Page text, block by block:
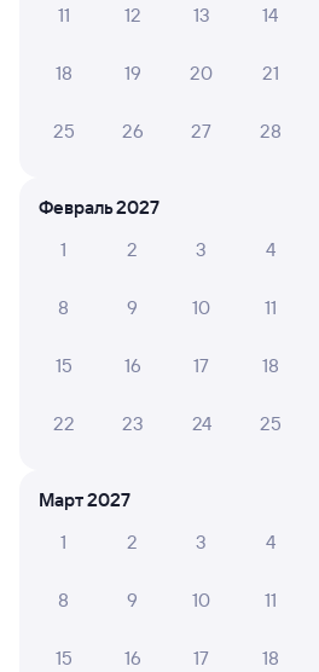
11 12 13 14
18 19 20 21
25 26 27 28
Февраль 2027
1
2 3 4
8 9 10 11
15 16 17 18
22 23 24 25
Март 2027
1
2 3 4
8 9 10 11
15 16 17 18